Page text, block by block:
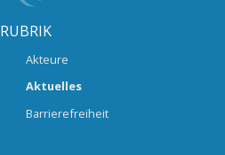
RUBRIK
Akteure
Aktuelles
Barrierefreiheit